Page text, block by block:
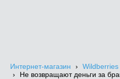
Интернет-магазин
Wildberries
Не возвращают деньги за